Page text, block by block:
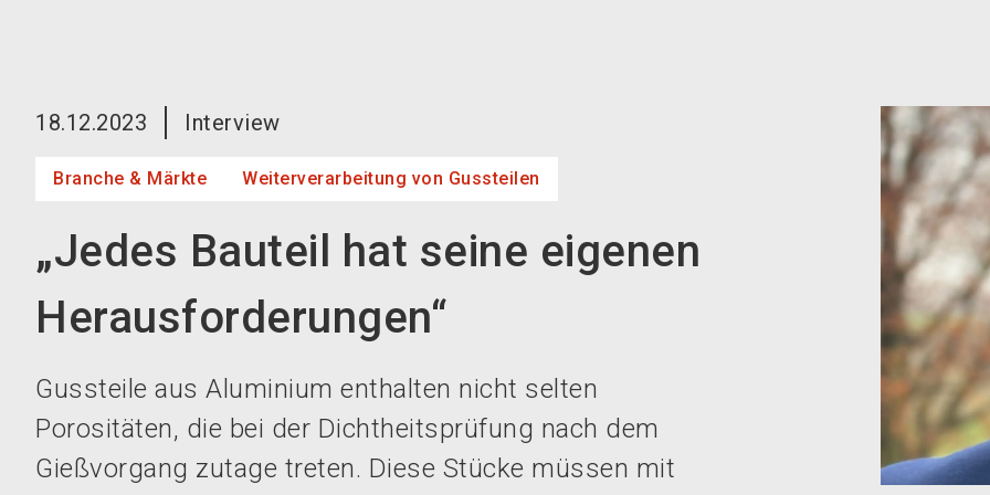
18.12.2023 Interview
Branche & Märkte Weiterverarbeitung von Gussteilen
„Jedes Bauteil hat seine eigenen
Herausforderungen“
Gussteile aus Aluminium enthalten nicht selten
Porositäten, die bei der Dichtheitsprüfung nach dem
Gießvorgang zutage treten. Diese Stücke müssen mit